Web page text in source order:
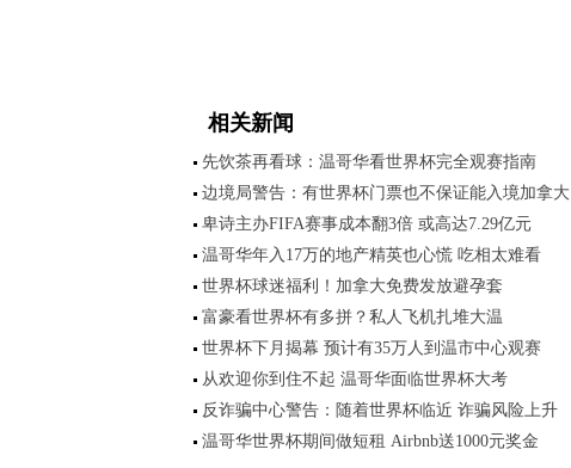
相关新闻
先饮茶再看球：温哥华看世界杯完全观赛指南
边境局警告：有世界杯门票也不保证能入境加拿大
卑诗主办FIFA赛事成本翻3倍 或高达7.29亿元
温哥华年入17万的地产精英也心慌 吃相太难看
世界杯球迷福利！加拿大免费发放避孕套
富豪看世界杯有多拼？私人飞机扎堆大温
世界杯下月揭幕 预计有35万人到温市中心观赛
从欢迎你到住不起 温哥华面临世界杯大考
反诈骗中心警告：随着世界杯临近 诈骗风险上升
温哥华世界杯期间做短租 Airbnb送1000元奖金